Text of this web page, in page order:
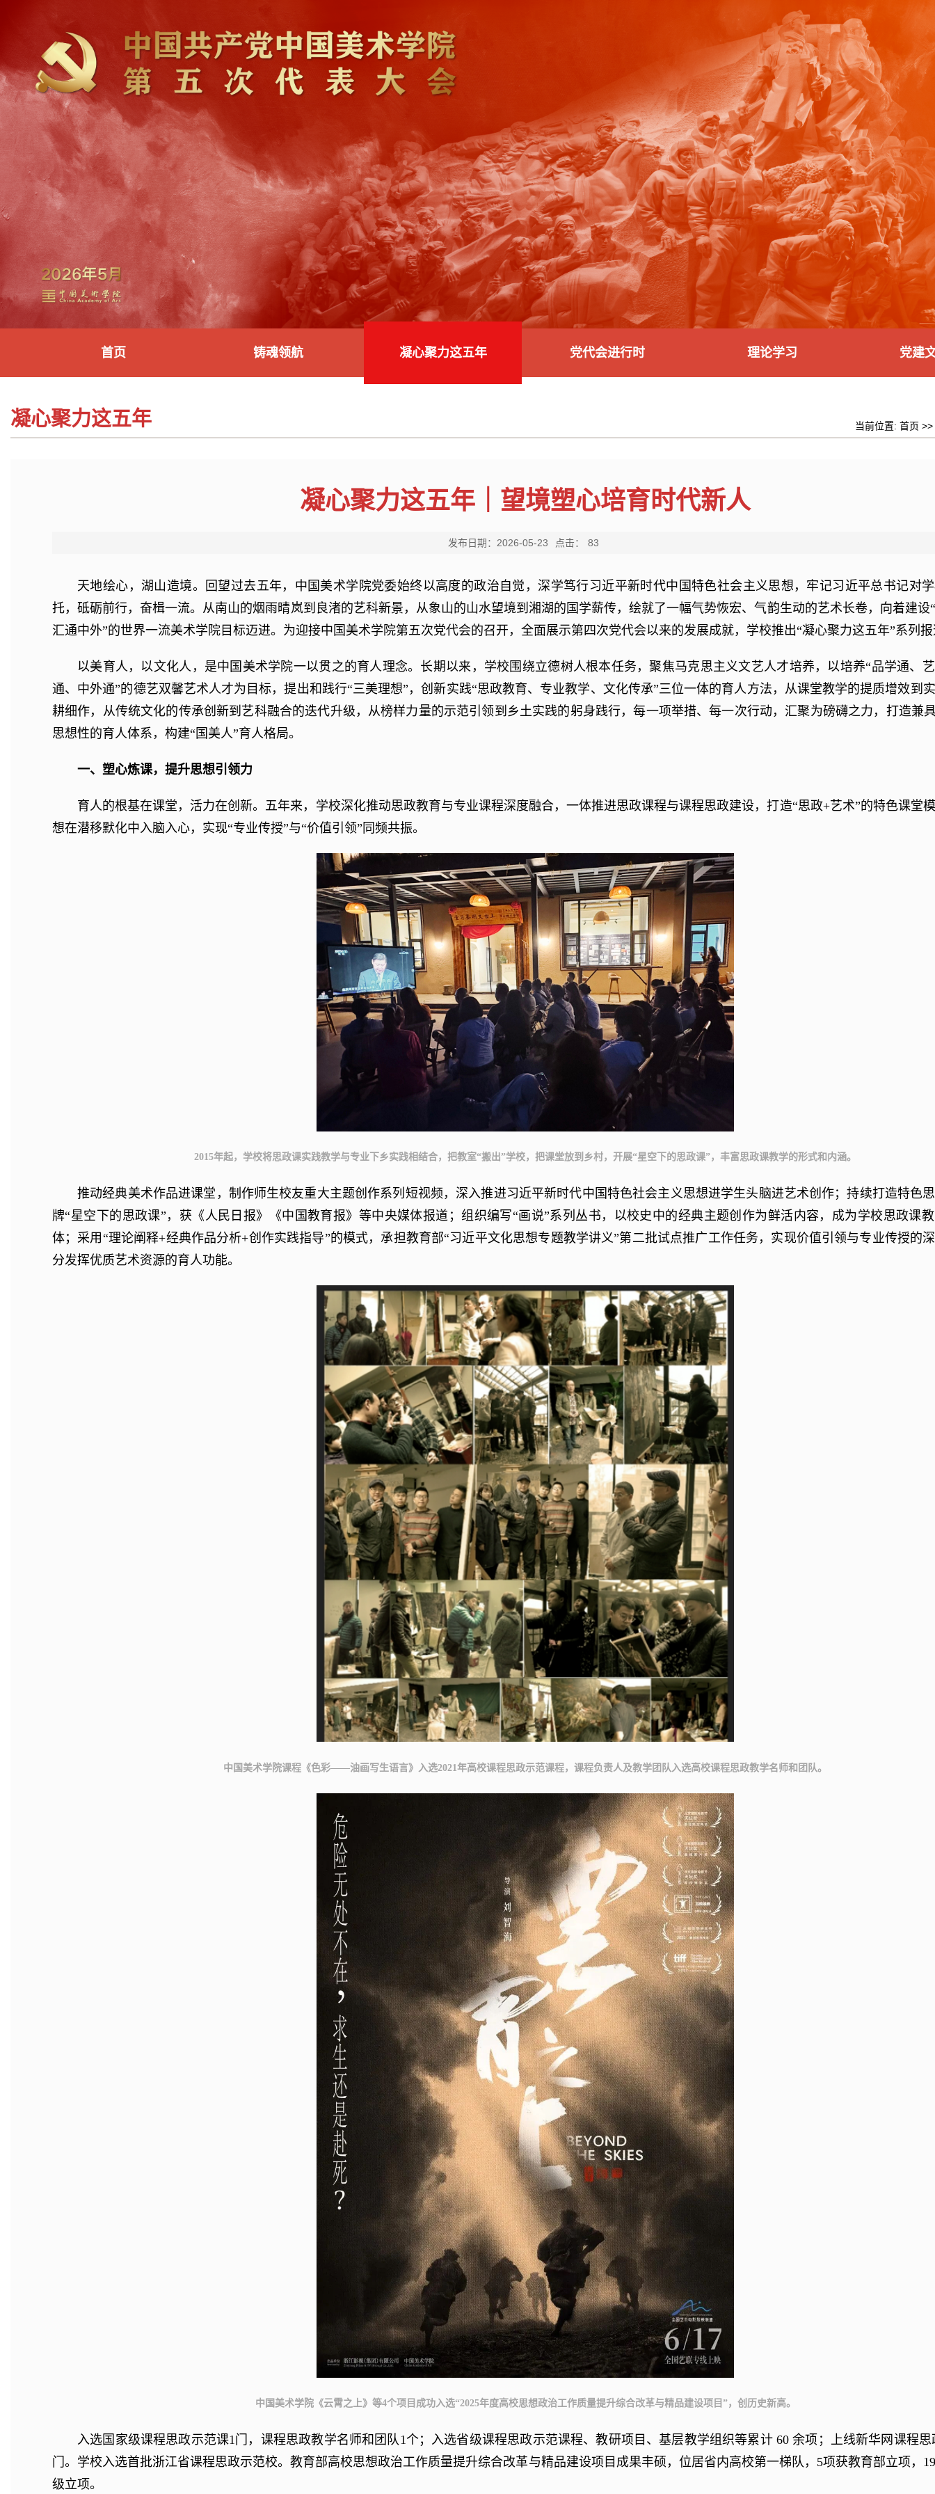
首页 铸魂领航 凝心聚力这五年 党代会进行时 理论学习 党建
凝心聚力这五年 当前位置: 首页 >>
凝心聚力这五年｜望境塑心培育时代新人
发布日期：2026-05-23 点击： 83
天地绘心，湖山造境。回望过去五年，中国美术学院党委始终以高度的政治自觉，深学笃行习近平新时代中国特色社会主义思想，牢记习近平总书记对
托，砥砺前行，奋楫一流。从南山的烟雨晴岚到良渚的艺科新景，从象山的山水望境到湘湖的国学薪传，绘就了一幅气势恢宏、气韵生动的艺术长卷，向着建设
汇通中外”的世界一流美术学院目标迈进。为迎接中国美术学院第五次党代会的召开，全面展示第四次党代会以来的发展成就，学校推出“凝心聚力这五年”系列
以美育人，以文化人，是中国美术学院一以贯之的育人理念。长期以来，学校围绕立德树人根本任务，聚焦马克思主义文艺人才培养，以培养“品学通、
通、中外通”的德艺双馨艺术人才为目标，提出和践行“三美理想”，创新实践“思政教育、专业教学、文化传承”三位一体的育人方法，从课堂教学的提质增效到
耕细作，从传统文化的传承创新到艺科融合的迭代升级，从榜样力量的示范引领到乡土实践的躬身践行，每一项举措、每一次行动，汇聚为磅礴之力，打造兼
思想性的育人体系，构建“国美人”育人格局。
一、塑心炼课，提升思想引领力
育人的根基在课堂，活力在创新。五年来，学校深化推动思政教育与专业课程深度融合，一体推进思政课程与课程思政建设，打造“思政+艺术”的特色课堂
想在潜移默化中入脑入心，实现“专业传授”与“价值引领”同频共振。
2015年起，学校将思政课实践教学与专业下乡实践相结合，把教室“搬出”学校，把课堂放到乡村，开展“星空下的思政课”，丰富思政课教学的形式和内涵。
推动经典美术作品进课堂，制作师生校友重大主题创作系列短视频，深入推进习近平新时代中国特色社会主义思想进学生头脑进艺术创作；持续打造特色
牌“星空下的思政课”，获《人民日报》《中国教育报》等中央媒体报道；组织编写“画说”系列丛书，以校史中的经典主题创作为鲜活内容，成为学校思政课
体；采用“理论阐释+经典作品分析+创作实践指导”的模式，承担教育部“习近平文化思想专题教学讲义”第二批试点推广工作任务，实现价值引领与专业传授的
分发挥优质艺术资源的育人功能。
中国美术学院课程《色彩——油画写生语言》入选2021年高校课程思政示范课程，课程负责人及教学团队入选高校课程思政教学名师和团队。
中国美术学院《云霄之上》等4个项目成功入选“2025年度高校思想政治工作质量提升综合改革与精品建设项目”，创历史新高。
入选国家级课程思政示范课1门，课程思政教学名师和团队1个；入选省级课程思政示范课程、教研项目、基层教学组织等累计 60 余项；上线新华网课程思
门。学校入选首批浙江省课程思政示范校。教育部高校思想政治工作质量提升综合改革与精品建设项目成果丰硕，位居省内高校第一梯队，5项获教育部立项，
级立项。